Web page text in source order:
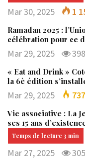
Mar 30, 2025 1
Ramadan 2025 :
célébration pour ce
Mar 29, 2025 398
« Eat and Drink »
la 6è édition
Mar 29, 2025 737
Vie associative : La
ses 15 ans
Mar 27, 2025 305